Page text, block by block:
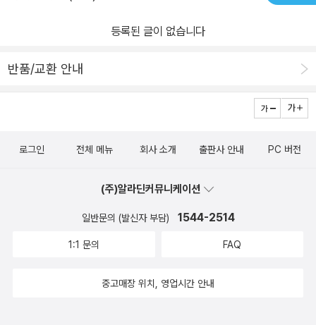
등록된 글이 없습니다
반품/교환 안내
로그인 전체 메뉴 회사 소개 출판사 안내 PC 버전
(주)알라딘커뮤니케이션
일반문의 (발신자 부담) 1544-2514
1:1 문의 FAQ
중고매장 위치, 영업시간 안내